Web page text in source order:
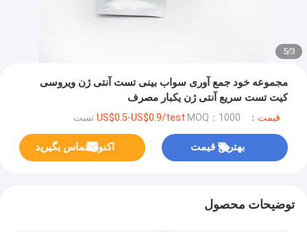
3
/
5
مجموعه خود جمع آوری سواب بینی تست آنتی ژن ویروسی
کیت تست سریع آنتی ژن یکبار مصرف
قیمت：US$0.5-US$0.9/test MOQ：1000 تست
بهترین قیمت اکنون تماس بگیرید
توضیحات محصول